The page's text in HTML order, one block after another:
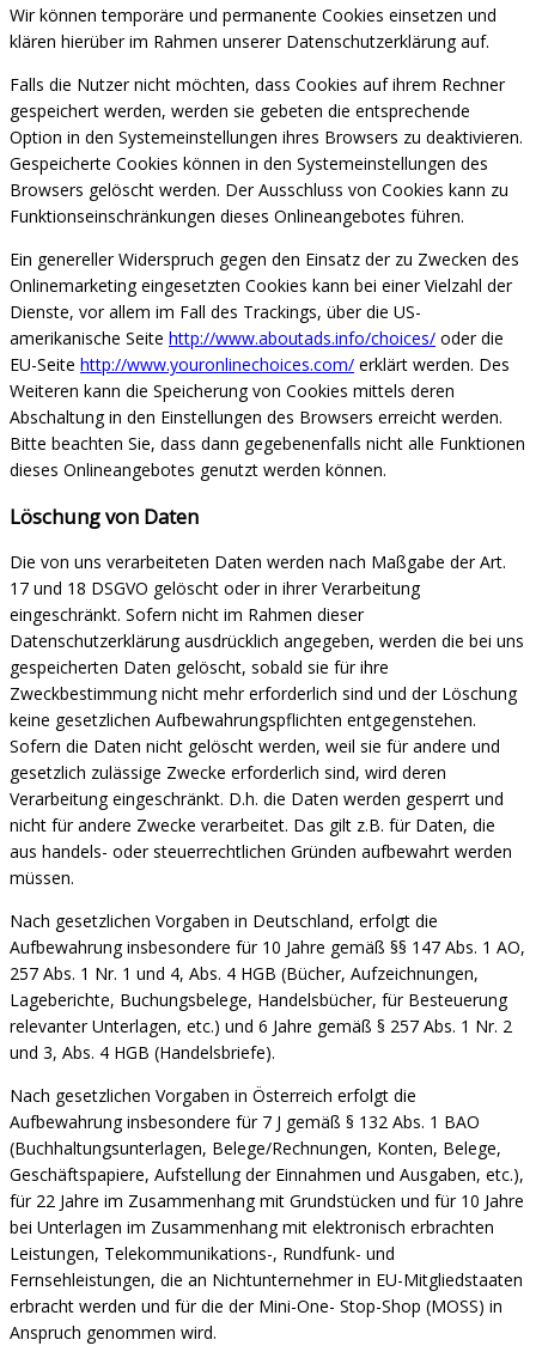
Wir können temporäre und permanente Cookies einsetzen und
klären hierüber im Rahmen unserer Datenschutzerklärung auf.
Falls die Nutzer nicht möchten, dass Cookies auf ihrem Rechner
gespeichert werden, werden sie gebeten die entsprechende
Option in den Systemeinstellungen ihres Browsers zu deaktivieren.
Gespeicherte Cookies können in den Systemeinstellungen des
Browsers gelöscht werden. Der Ausschluss von Cookies kann zu
Funktionseinschränkungen dieses Onlineangebotes führen.
Ein genereller Widerspruch gegen den Einsatz der zu Zwecken des
Onlinemarketing eingesetzten Cookies kann bei einer Vielzahl der
Dienste, vor allem im Fall des Trackings, über die US-
amerikanische Seite http://www.aboutads.info/choices/ oder die
EU-Seite http://www.youronlinechoices.com/ erklärt werden. Des
Weiteren kann die Speicherung von Cookies mittels deren
Abschaltung in den Einstellungen des Browsers erreicht werden.
Bitte beachten Sie, dass dann gegebenenfalls nicht alle Funktionen
dieses Onlineangebotes genutzt werden können.
Löschung von Daten
Die von uns verarbeiteten Daten werden nach Maßgabe der Art.
17 und 18 DSGVO gelöscht oder in ihrer Verarbeitung
eingeschränkt. Sofern nicht im Rahmen dieser
Datenschutzerklärung ausdrücklich angegeben, werden die bei uns
gespeicherten Daten gelöscht, sobald sie für ihre
Zweckbestimmung nicht mehr erforderlich sind und der Löschung
keine gesetzlichen Aufbewahrungspflichten entgegenstehen.
Sofern die Daten nicht gelöscht werden, weil sie für andere und
gesetzlich zulässige Zwecke erforderlich sind, wird deren
Verarbeitung eingeschränkt. D.h. die Daten werden gesperrt und
nicht für andere Zwecke verarbeitet. Das gilt z.B. für Daten, die
aus handels- oder steuerrechtlichen Gründen aufbewahrt werden
müssen.
Nach gesetzlichen Vorgaben in Deutschland, erfolgt die
Aufbewahrung insbesondere für 10 Jahre gemäß §§ 147 Abs. 1 AO,
257 Abs. 1 Nr. 1 und 4, Abs. 4 HGB (Bücher, Aufzeichnungen,
Lageberichte, Buchungsbelege, Handelsbücher, für Besteuerung
relevanter Unterlagen, etc.) und 6 Jahre gemäß § 257 Abs. 1 Nr. 2
und 3, Abs. 4 HGB (Handelsbriefe).
Nach gesetzlichen Vorgaben in Österreich erfolgt die
Aufbewahrung insbesondere für 7 J gemäß § 132 Abs. 1 BAO
(Buchhaltungsunterlagen, Belege/Rechnungen, Konten, Belege,
Geschäftspapiere, Aufstellung der Einnahmen und Ausgaben, etc.),
für 22 Jahre im Zusammenhang mit Grundstücken und für 10 Jahre
bei Unterlagen im Zusammenhang mit elektronisch erbrachten
Leistungen, Telekommunikations-, Rundfunk- und
Fernsehleistungen, die an Nichtunternehmer in EU-Mitgliedstaaten
erbracht werden und für die der Mini-One- Stop-Shop (MOSS) in
Anspruch genommen wird.